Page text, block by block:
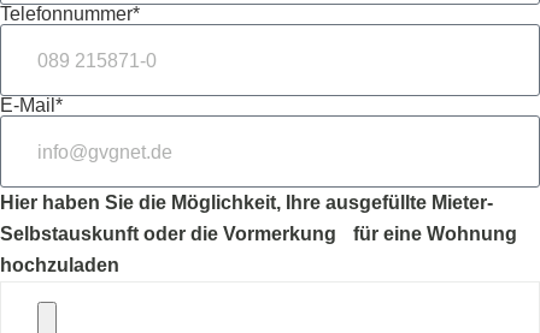
Telefonnummer*
E-Mail*
Hier haben Sie die Möglichkeit, Ihre ausgefüllte Mieter-
Selbstauskunft oder die Vormerkung für eine Wohnung
hochzuladen